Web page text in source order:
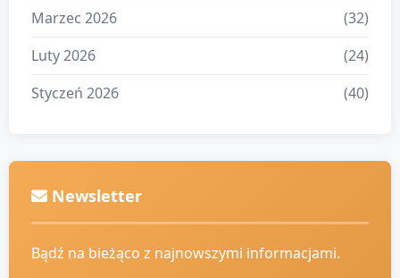
Marzec 2026
(32)
Luty 2026
(24)
Styczeń 2026
(40)
Newsletter
Bądź na bieżąco z najnowszymi informacjami.